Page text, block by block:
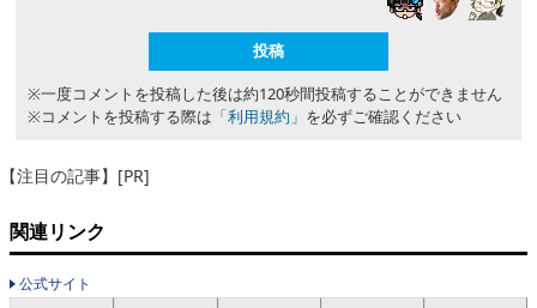
※一度コメントを投稿した後は約120秒間投稿することができません
※コメントを投稿する際は 「利用規約」 を必ずご確認ください
【注目の記事】[PR]
関連リンク
公式サイト